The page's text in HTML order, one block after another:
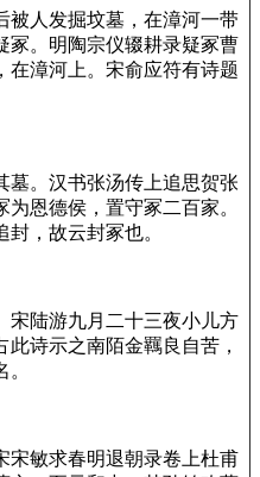
被人发掘坟墓，在漳河一带
冢。明陶宗仪辍耕录疑冢曹
在漳河上。宋俞应符有诗题
墓。汉书张汤传上追思贺张
为恩德侯，置守冢二百家。
封，故云封冢也。
宋陆游九月二十三夜小儿方
此诗示之南陌金羈良自苦，
宋敏求春明退朝录卷上杜甫